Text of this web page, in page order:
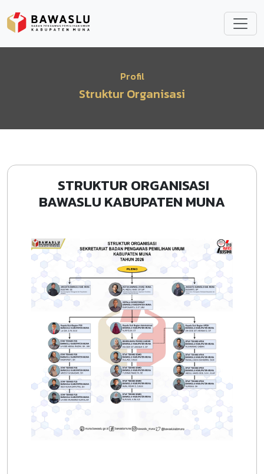
Profil
Struktur Organisasi
STRUKTUR ORGANISASI
BAWASLU KABUPATEN MUNA